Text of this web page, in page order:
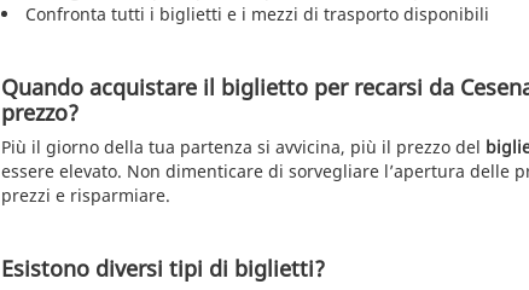
Confronta tutti i biglietti e i mezzi di trasporto disponibili
Quando acquistare il biglietto per recarsi da
prezzo?
Più il giorno della tua partenza si avvicina, più il prezzo del
essere elevato. Non dimenticare di sorvegliare l’apertura delle
prezzi e risparmiare.
Esistono diversi tipi di biglietti?